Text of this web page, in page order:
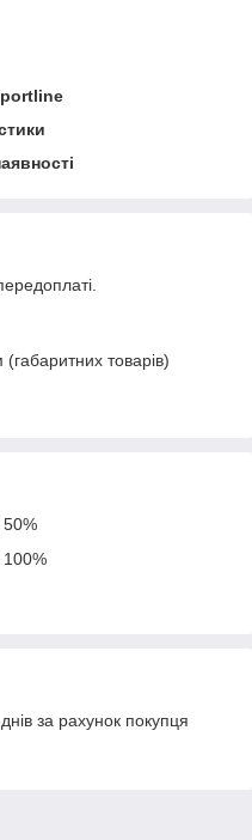
товарів)
за рахунок покупця